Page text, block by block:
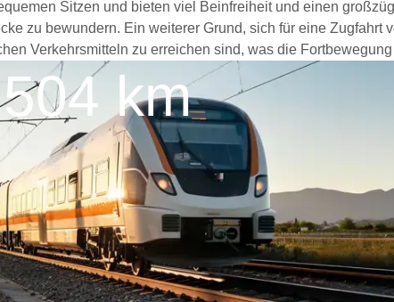
Sitzen und bieten viel Beinfreiheit und einen
zu bewundern. Ein weiterer Grund, sich für eine Zugfahrt
Verkehrsmitteln zu erreichen sind, was die
504 km